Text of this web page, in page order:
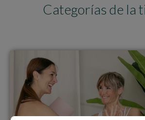
Categorías de la